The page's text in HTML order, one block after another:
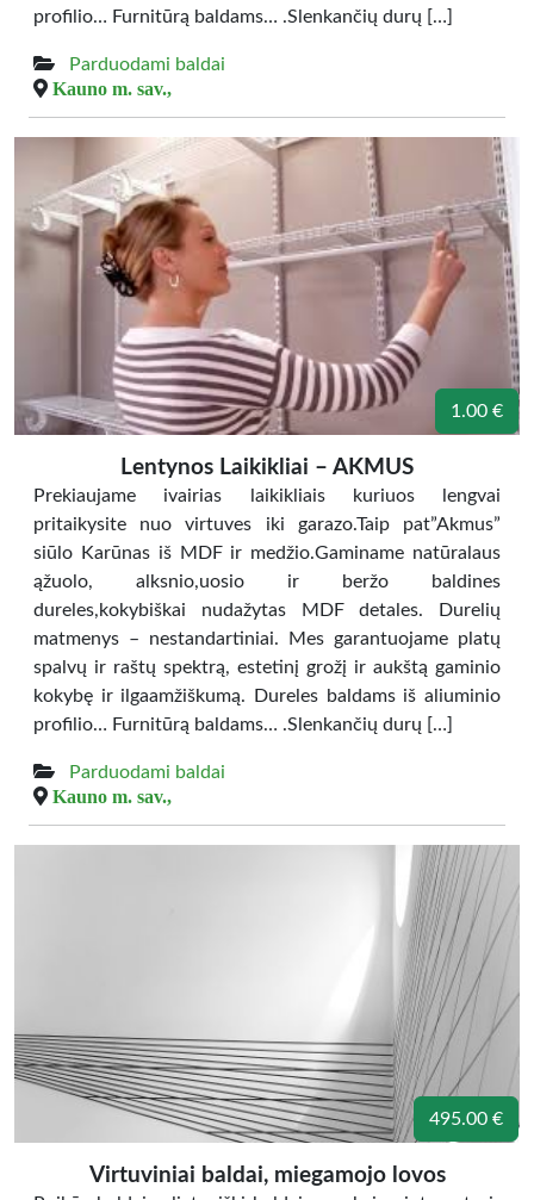
profilio… Furnitūrą baldams… .Slenkančių durų […]
Parduodami baldai
Kauno m. sav.,
1.00 €
Lentynos Laikikliai – AKMUS
Prekiaujame ivairias laikikliais kuriuos lengvai
pritaikysite nuo virtuves iki garazo.Taip pat”Akmus”
siūlo Karūnas iš MDF ir medžio.Gaminame natūralaus
ąžuolo, alksnio,uosio ir beržo baldines
dureles,kokybiškai nudažytas MDF detales. Durelių
matmenys – nestandartiniai. Mes garantuojame platų
spalvų ir raštų spektrą, estetinį grožį ir aukštą gaminio
kokybę ir ilgaamžiškumą. Dureles baldams iš aliuminio
profilio… Furnitūrą baldams… .Slenkančių durų […]
Parduodami baldai
Kauno m. sav.,
495.00 €
Virtuviniai baldai, miegamojo lovos